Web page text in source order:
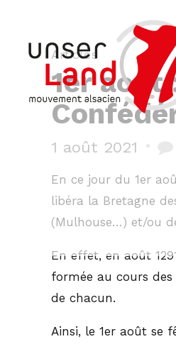
Articles
1er
1 août 2021
En ce jour du 1er
libéra la Bretagne
(Mulhouse…) et/ou
En effet, en août
formée au cours des
de chacun.
Ainsi, le 1er août se